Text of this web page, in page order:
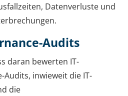
Datenverluste und
Audits
daran bewerten IT-
Audits, inwieweit die IT-
die